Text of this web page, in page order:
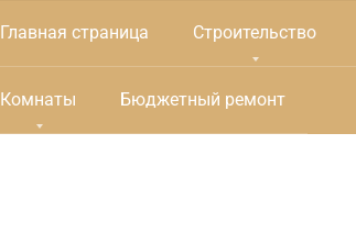
Главная страница Строительство
Комнаты Бюджетный ремонт